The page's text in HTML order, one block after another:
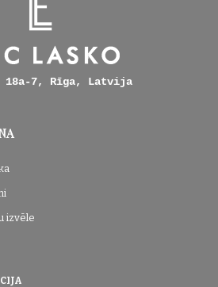
18a-7, Rīga, Latvija
izvēle